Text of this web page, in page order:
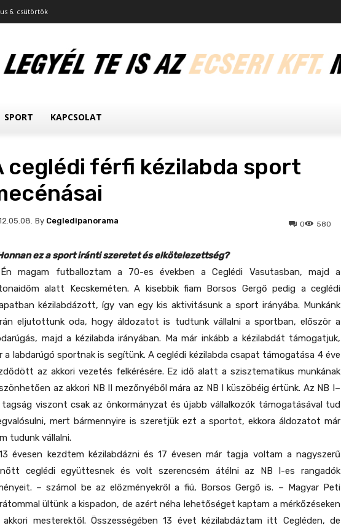
6. csütörtök
SPORT KAPCSOLAT
ceglédi férfi kézilabda sport
580
0
By Cegledipanorama
ez a sport iránti szeretet és elkötelezettség?
magam futballoztam a 70-es években a Ceglédi Vasutasban, majd a
alatt Kecskeméten. A kisebbik fiam Borsos Gergő pedig a ceglédi
kézilabdázott, így van egy kis aktivitásunk a sport irányába. Munkánk
eljutottunk oda, hogy áldozatot is tudtunk vállalni a sportban, először a
majd a kézilabda irányában. Ma már inkább a kézilabdát támogatjuk,
a labdarúgó sportnak is segítünk. A ceglédi kézilabda csapat támogatása 4 éve
az akkori vezetés felkérésére. Ez idő alatt a szisztematikus munkának
az akkori NB II mezőnyéből mára az NB I küszöbéig értünk. Az NB I–
tagság viszont csak az önkormányzat és újabb vállalkozók támogatásával tud
mert bármennyire is szeretjük ezt a sportot, ekkora áldozatot már
tudunk vállalni.
évesen kezdtem kézilabdázni és 17 évesen már tagja voltam a nagyszerű
ceglédi együttesnek és volt szerencsém átélni az NB I-es rangadók
– számol be az előzményekről a fiú, Borsos Gergő is. – Magyar Peti
ültünk a kispadon, de azért néha lehetőséget kaptam a mérkőzéseken
akkori mesterektől. Összességében 13 évet kézilabdáztam itt Cegléden, de